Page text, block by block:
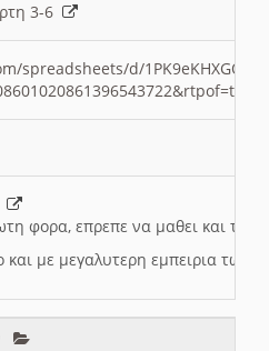
3-6
spreadsheets/d/
φορα, επρεπε να μαθει και το
και με μεγαλυτερη εμπειρια